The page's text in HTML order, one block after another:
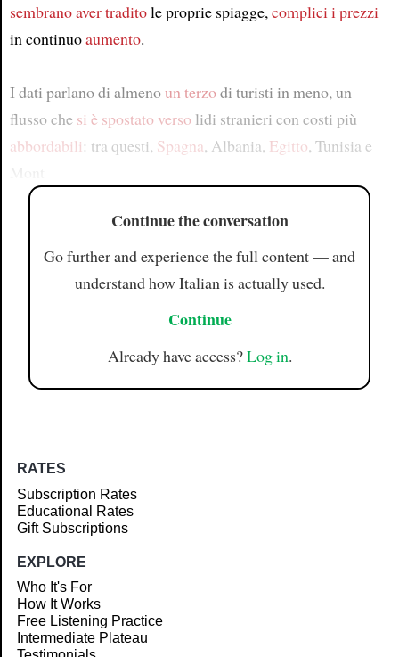
sembrano aver traditole proprie spiagge,complici i prezzi
in continuoaumento.
I dati parlano di almenoun terzodi turisti in meno, un
flusso che si è spostato verso lidi stranieri con costi più
abbordabili: tra questi, Spagna, Albania, Egitto, Tunisia e
Continue the conversation
Go further and experience the full content — and
understand how Italian is actually used.
Continue
Already have access?Log in.
RATES
Subscription Rates
Educational Rates
Gift Subscriptions
EXPLORE
Who It's For
How It Works
Free Listening Practice
Intermediate Plateau